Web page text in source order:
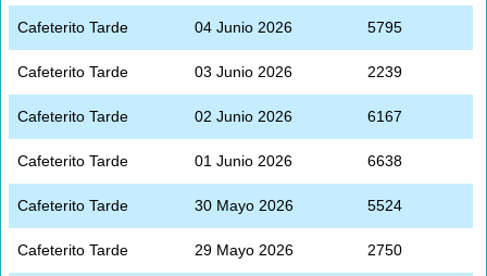
Cafeterito Tarde 04 Junio 2026 5795
Cafeterito Tarde 03 Junio 2026 2239
Cafeterito Tarde 02 Junio 2026 6167
Cafeterito Tarde 01 Junio 2026 6638
Cafeterito Tarde 30 Mayo 2026 5524
Cafeterito Tarde 29 Mayo 2026 2750